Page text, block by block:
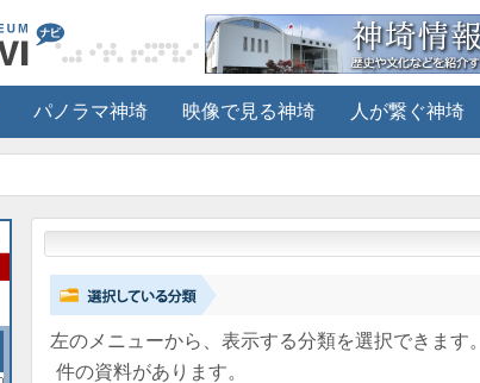
パノラマ神埼 映像で見る神埼 人が繋ぐ神埼
左のメニューから、表示する分類を選択できます。
件の資料があります。